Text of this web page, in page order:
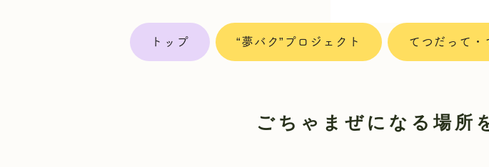
トップ “夢バク”プロジェクト てつだって・
ごちゃまぜになる場所